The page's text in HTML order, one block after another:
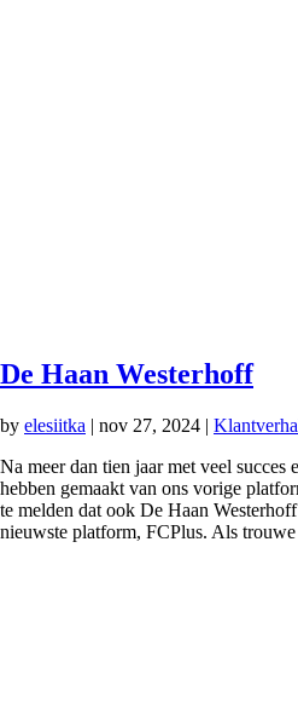
De Haan Westerhoff
by elesiitka | nov 27, 2024 |
Na meer dan tien jaar met veel succes
hebben gemaakt van ons vorige
te melden dat ook De Haan
nieuwste platform, FCPlus. Als